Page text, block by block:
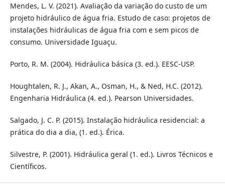
Mendes, L. V. (2021). Avaliação da variação do custo de um
projeto hidráulico de água fria. Estudo de caso: projetos de
instalações hidráulicas de água fria com e sem picos de
consumo. Universidade Iguaçu.
Porto, R. M. (2004). Hidráulica básica (3. ed.). EESC-USP.
Houghtalen, R. J., Akan, A., Osman, H., & Ned, H.C. (2012).
Engenharia Hidráulica (4. ed.). Pearson Universidades.
Salgado, J. C. P. (2015). Instalação hidráulica residencial: a
prática do dia a dia, (1. ed.). Érica.
Silvestre, P. (2001). Hidráulica geral (1. ed.). Livros Técnicos e
Científicos.